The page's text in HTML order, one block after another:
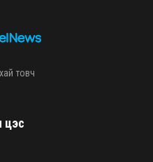
товч
цэс